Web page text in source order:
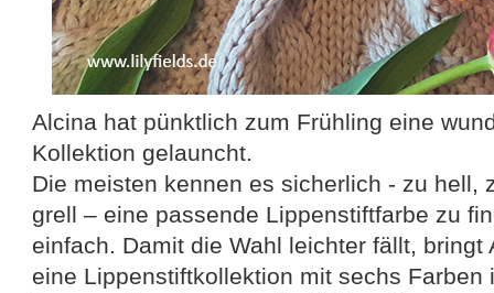
Alcina hat pünktlich zum Frühling eine
Kollektion gelauncht.
Die meisten kennen es sicherlich - zu hell,
grell – eine passende Lippenstiftfarbe zu
einfach. Damit die Wahl leichter fällt, bringt
eine Lippenstiftkollektion mit sechs Farben